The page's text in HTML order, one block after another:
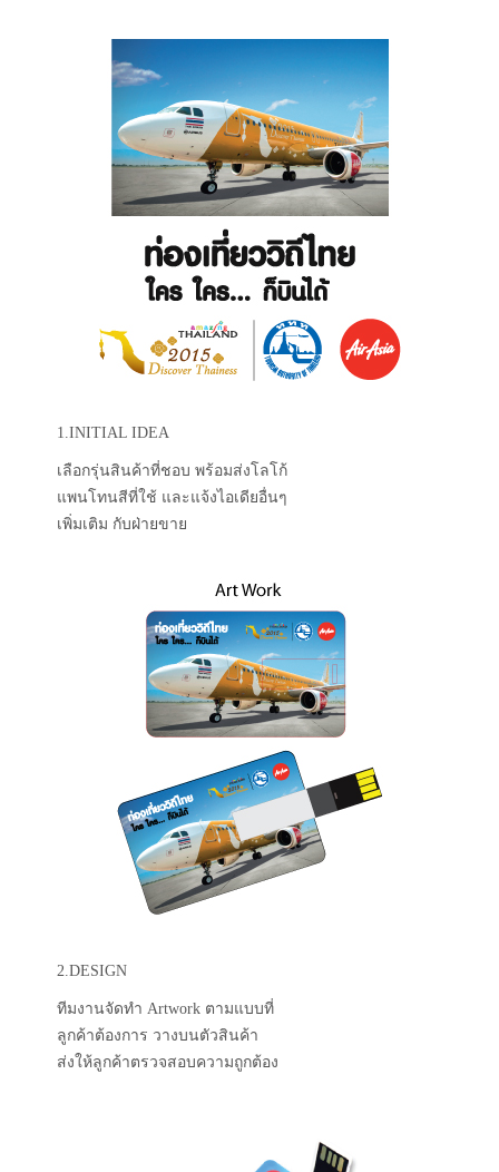
1.INITIAL IDEA
เลือกรุ่นสินค้าที่ชอบ พร้อมส่งโลโก้
แพนโทนสีที่ใช้ และแจ้งไอเดียอื่นๆ
เพิ่มเติม กับฝ่ายขาย
2.DESIGN
ทีมงานจัดทำ Artwork ตามแบบที่
ลูกค้าต้องการ วางบนตัวสินค้า
ส่งให้ลูกค้าตรวจสอบความถูกต้อง